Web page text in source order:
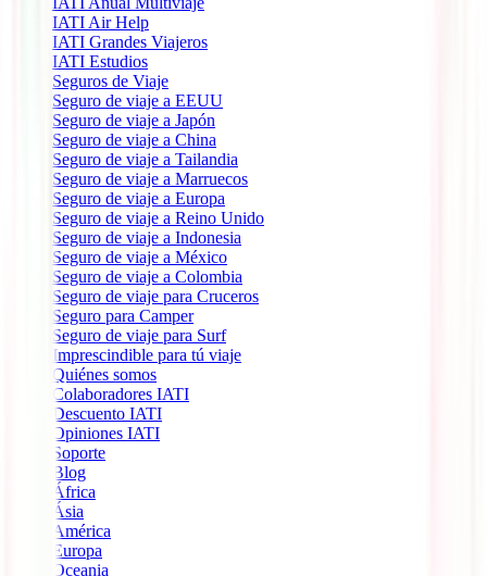
IATI Air Help
IATI Grandes Viajeros
IATI Estudios
Seguros de Viaje
Seguro de viaje a EEUU
Seguro de viaje a Japón
Seguro de viaje a China
Seguro de viaje a Tailandia
Seguro de viaje a Marruecos
Seguro de viaje a Europa
Seguro de viaje a Reino Unido
Seguro de viaje a Indonesia
Seguro de viaje a México
Seguro de viaje a Colombia
Seguro de viaje para Cruceros
Seguro para Camper
Seguro de viaje para Surf
Imprescindible para tú viaje
Quiénes somos
Colaboradores IATI
Descuento IATI
Opiniones IATI
Soporte
Blog
África
Ásia
América
Europa
Oceania